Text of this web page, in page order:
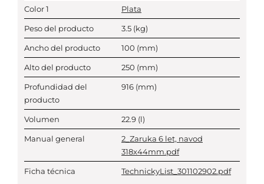
Color 1 Plata
Peso del producto 3.5 (kg)
Ancho del producto 100 (mm)
Alto del producto 250 (mm)
Profundidad del
producto
916 (mm)
Volumen 22.9 (l)
Manual general
2_Zaruka 6 let, navod
318x44mm.pdf
Ficha técnica TechnickyList_301102902.pdf